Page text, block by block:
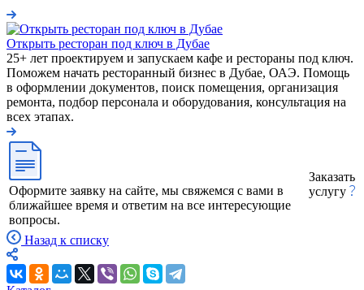
Открыть ресторан под ключ в Дубае
25+ лет проектируем и запускаем кафе и рестораны под ключ.
Поможем начать ресторанный бизнес в Дубае, ОАЭ. Помощь
в оформлении документов, поиск помещения, организация
ремонта, подбор персонала и оборудования, консультация на
всех этапах.
Оформите заявку на сайте, мы свяжемся с вами в
ближайшее время и ответим на все интересующие
вопросы.
Заказать
услугу
Назад к списку